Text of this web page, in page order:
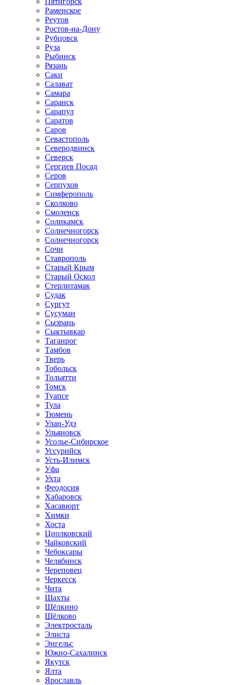
Раменское
Реутов
Ростов-на-Дону
Рубцовск
Руза
Рыбинск
Рязань
Саки
Салават
Самара
Саранск
Сарапул
Саратов
Саров
Севастополь
Северодвинск
Северск
Сергиев Посад
Серов
Серпухов
Симферополь
Сколково
Смоленск
Соликамск
Солнечногорск
Солнечногорск
Сочи
Ставрополь
Старый Крым
Старый Оскол
Стерлитамак
Судак
Сургут
Сусуман
Сызрань
Сыктывкар
Таганрог
Тамбов
Тверь
Тобольск
Тольятти
Томск
Туапсе
Тула
Тюмень
Улан-Удэ
Ульяновск
Усолье-Сибирское
Уссурийск
Усть-Илимск
Уфа
Ухта
Феодосия
Хабаровск
Хасавюрт
Химки
Хоста
Циолковский
Чайковский
Чебоксары
Челябинск
Череповец
Черкесск
Чита
Шахты
Щёлкино
Щёлково
Электросталь
Элиста
Энгельс
Южно-Сахалинск
Якутск
Ялта
Ярославль